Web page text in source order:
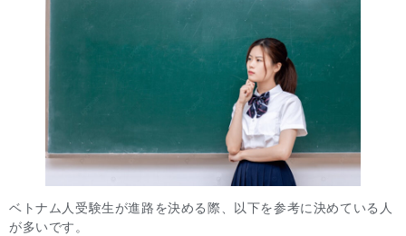
ベトナム人受験生が進路を決める際、以下を参考に決めている人
が多いです。